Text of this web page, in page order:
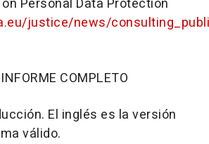
Personal Data Protection
justice/news/
COMPLETO
El inglés es la versión
válido.